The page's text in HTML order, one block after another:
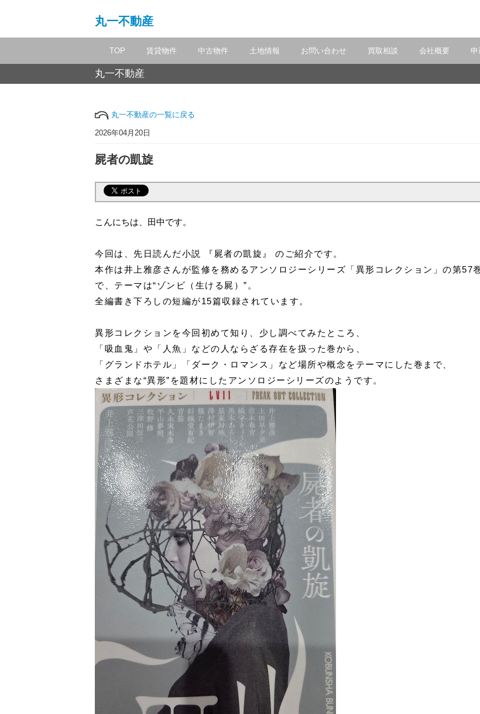
丸一不動産
TOP 賃貸物件 中古物件 土地情報 お問い合わせ 買取相談 会社概要 申
丸一不動産
丸一不動産の一覧に戻る
2026年04月20日
屍者の凱旋
こんにちは、田中です。
今回は、先日読んだ小説 『屍者の凱旋』 のご紹介です。
本作は井上雅彦さんが監修を務めるアンソロジーシリーズ「異形コレクション」の第57
で、テーマは“ゾンビ（生ける屍）”。
全編書き下ろしの短編が15篇収録されています。
異形コレクションを今回初めて知り、少し調べてみたところ、
「吸血鬼」や「人魚」などの人ならざる存在を扱った巻から、
「グランドホテル」「ダーク・ロマンス」など場所や概念をテーマにした巻まで、
さまざまな“異形”を題材にしたアンソロジーシリーズのようです。